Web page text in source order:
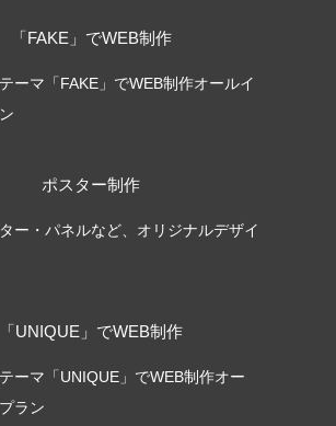
「FAKE」でWEB制作
ーマ「FAKE」でWEB制作オールイ
ポスター制作
ー・パネルなど、オリジナルデザイ
「UNIQUE」でWEB制作
ーマ「UNIQUE」でWEB制作オー
ラン